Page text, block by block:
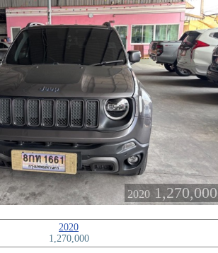
2020 1,270,000
2020
1,270,000